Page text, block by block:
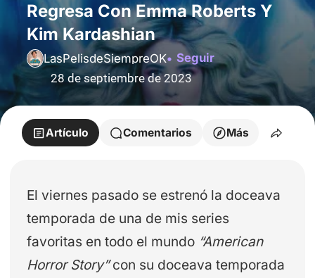
Regresa Con Emma Roberts Y
Kim Kardashian
LasPelisdeSiempreOK
Seguir
28 de septiembre de 2023
Artículo Comentarios Más
El viernes pasado se estrenó la doceava
temporada de una de mis series
favoritas en todo el mundo “American
Horror Story”con su doceava temporada